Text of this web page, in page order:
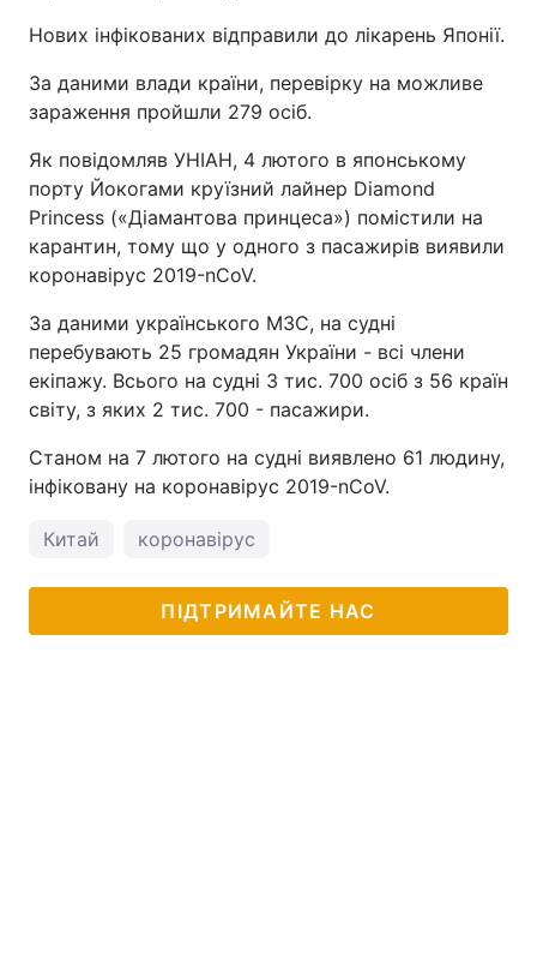
Нових інфікованих відправили до лікарень Японії.
За даними влади країни, перевірку на можливе
зараження пройшли 279 осіб.
Як повідомляв УНІАН, 4 лютого в японському
порту Йокогами круїзний лайнер Diamond
Princess («Діамантова принцеса») помістили на
карантин, тому що у одного з пасажирів виявили
коронавірус 2019-nCoV.
За даними українського МЗС, на судні
перебувають 25 громадян України - всі члени
екіпажу. Всього на судні 3 тис. 700 осіб з 56 країн
світу, з яких 2 тис. 700 - пасажири.
Станом на 7 лютого на судні виявлено 61 людину,
інфіковану на коронавірус 2019-nCoV.
Китай коронавірус
ПІДТРИМАЙТЕ НАС